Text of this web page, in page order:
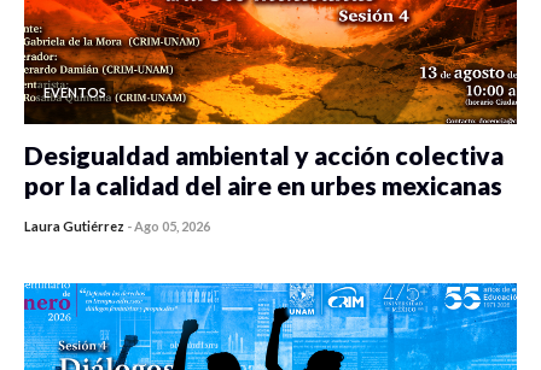
EVENTOS
Desigualdad ambiental y acción colectiva
por la calidad del aire en urbes mexicanas
Laura Gutiérrez -Ago 05, 2026